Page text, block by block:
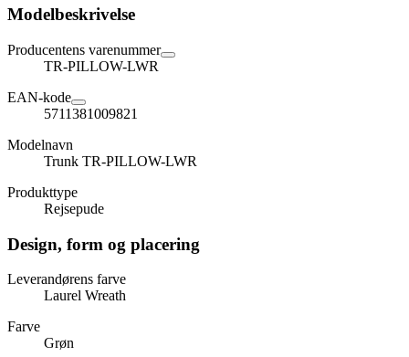
Modelbeskrivelse
Producentens varenummer
TR-PILLOW-LWR
EAN-kode
5711381009821
Modelnavn
Trunk TR-PILLOW-LWR
Produkttype
Rejsepude
Design, form og placering
Leverandørens farve
Laurel Wreath
Farve
Grøn